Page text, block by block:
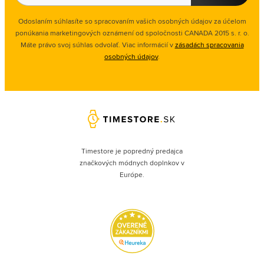
Odoslaním súhlasíte so spracovaním vašich osobných údajov za účelom
ponúkania marketingových oznámení od spoločnosti CANADA 2015 s. r. o.
Máte právo svoj súhlas odvolať. Viac informácií vzásadách spracovania
osobných údajov.
Timestore je popredný predajca
značkových módnych doplnkov v
Európe.